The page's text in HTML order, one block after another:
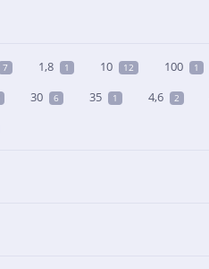
7 1,8 1 10 12 100 1
30 6 35 1 4,6 2